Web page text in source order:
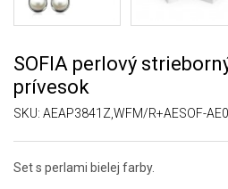
SOFIA perlový
prívesok
SKU: AEAP3841Z,WFM/R+AESOF-
Set s perlami bielej farby.